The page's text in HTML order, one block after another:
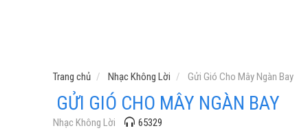
Trang chủ Nhạc Không Lời Gửi Gió Cho Mây Ngàn Bay
GỬI GIÓ CHO MÂY NGÀN BAY
Nhạc Không Lời 65329